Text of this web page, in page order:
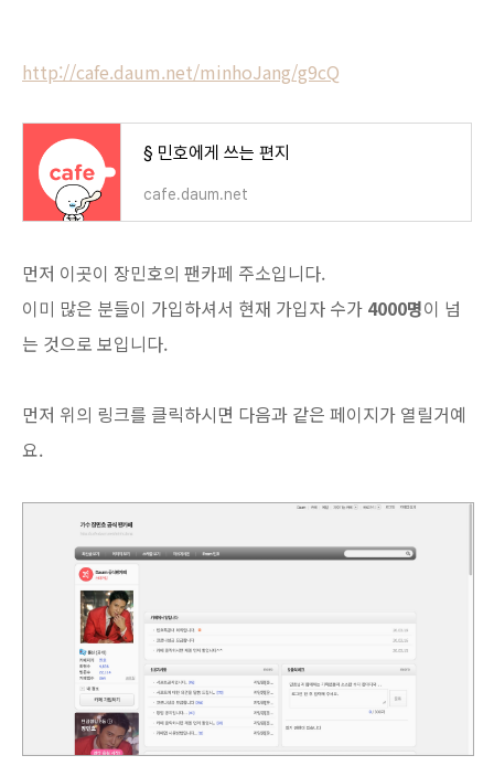
http://cafe.daum.net/minhoJang/g9cQ
§ 민호에게 쓰는 편지
cafe.daum.net
먼저 이곳이 장민호의 팬카페 주소입니다.
이미 많은 분들이 가입하셔서 현재 가입자 수가 4000명이 넘
는 것으로 보입니다.
먼저 위의 링크를 클릭하시면 다음과 같은 페이지가 열릴거예
요.